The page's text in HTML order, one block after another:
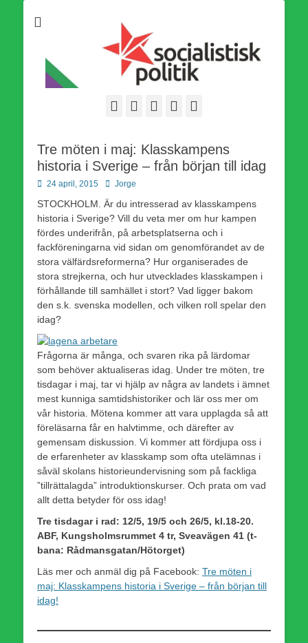
världsomfattande socialistiska Fjärde Internationalen och en viktig
tillgång i kampen för en socialistisk framtid!
FacebookWebbflöde
Instagram
Tre möten i maj: Klasskampens
historia i Sverige – från början till idag
Publicerad
24 april, 2015 Författare
Jorge
STOCKHOLM. Är du intresserad av klasskampens
historia i Sverige? Vill du veta mer om hur kampen
fördes underifrån, på arbetsplatserna och i
fackföreningarna vid sidan om genomförandet av de
stora välfärdsreformerna? Hur organiserades de
stora strejkerna, och hur utvecklades klasskampen i
förhållande till samhället i stort? Vad ligger bakom
den s.k. svenska modellen, och vilken roll spelar den
idag?
Frågorna är många, och svaren rika på lärdomar
som behöver aktualiseras idag.
Under tre möten, tre
tisdagar i maj, tar vi hjälp av några av landets i ämnet
mest kunniga samtidshistoriker och lär oss mer om
vår historia. Mötena kommer att vara upplagda så att
föreläsarna får en halvtimme, och därefter av
gemensam diskussion. Vi kommer att fördjupa oss i
de erfarenheter av klasskamp som ofta utelämnas i
såväl skolans historieundervisning som på fackliga
”tillrättalagda” introduktionskurser. Och prata om vad
allt detta betyder för oss idag!
Tre tisdagar i rad: 12/5, 19/5 och 26/5, kl.18-20.
ABF, Kungsholmsrummet 4 tr, Sveavägen 41 (t-
bana: Rådmansgatan/Hötorget)
Läs mer och anmäl dig på Facebook: Tre möten i
maj: Klasskampens historia i Sverige – från början till
idag!